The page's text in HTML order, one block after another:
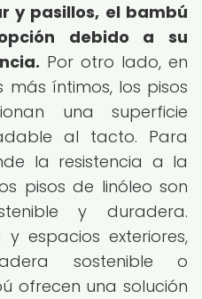
y pasillos, el bambú
debido a su
Por otro lado, en
íntimos, los pisos
una superficie
al tacto. Para
la resistencia a la
pisos de linóleo son
y duradera.
y espacios exteriores,
sostenible o
ofrecen una solución